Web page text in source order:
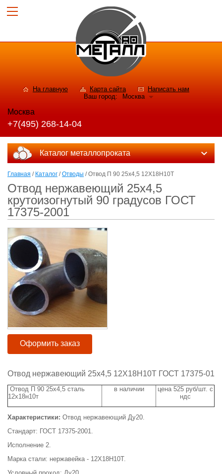
На главную Карта сайта
Написать нам
Ваш город:
Москва
Москва
+7(495) 268-14-04
Каталог металлопроката
Главная / Каталог /Отводы / Отвод П 90 25х4,5 12Х18Н10Т
Отвод нержавеющий 25х4,5
крутоизогнутый 90 градусов ГОСТ
17375-2001
Оформить заказ
Отвод нержавеющий 25х4,5 12Х18Н10Т ГОСТ 17375-01
Отвод П 90 25х4,5 сталь
12х18н10т
в наличии
цена 525 руб/шт. с
ндс
Характеристики: Отвод нержавеющий Ду20.
Стандарт: ГОСТ 17375-2001.
Исполнение 2.
Марка стали: нержавейка - 12Х18Н10Т.